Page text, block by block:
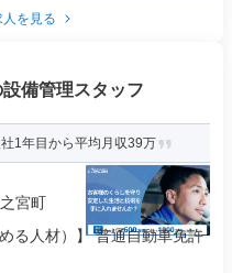
を見る
備管理スタッフ
1年目から平均月収39万
宮町
る人材）】 普通自動車免許